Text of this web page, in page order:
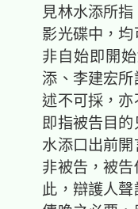
見林水添所
影光碟中，
非自始即開
添、李建宏
述不可採，
即指被告目
水添口出前
非被告，被
此，辯護人